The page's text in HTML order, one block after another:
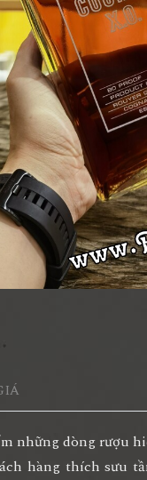
những dòng rượu
hàng thích sưu